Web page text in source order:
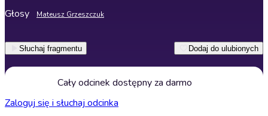
Głosy Mateusz Grzeszczuk
Słuchaj fragmentu Dodaj do ulubionych
Cały odcinek dostępny za darmo
Zaloguj się i słuchaj odcinka